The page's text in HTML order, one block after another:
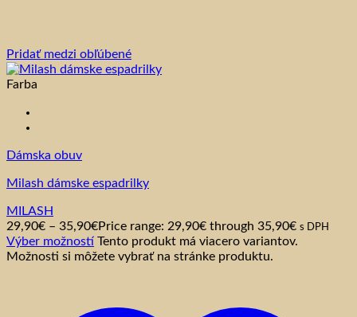
Pridať medzi obľúbené
Farba
Dámska obuv
Milash dámske espadrilky
MILASH
29,90€ – 35,90€Price range: 29,90€ through 35,90€ s DPH
Výber možností Tento produkt má viacero variantov.
Možnosti si môžete vybrať na stránke produktu.